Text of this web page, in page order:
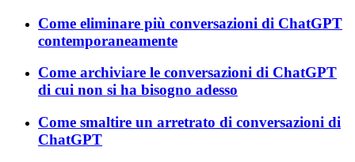
Come eliminare più conversazioni di ChatGPT
contemporaneamente
Come archiviare le conversazioni di ChatGPT
di cui non si ha bisogno adesso
Come smaltire un arretrato di conversazioni di
ChatGPT